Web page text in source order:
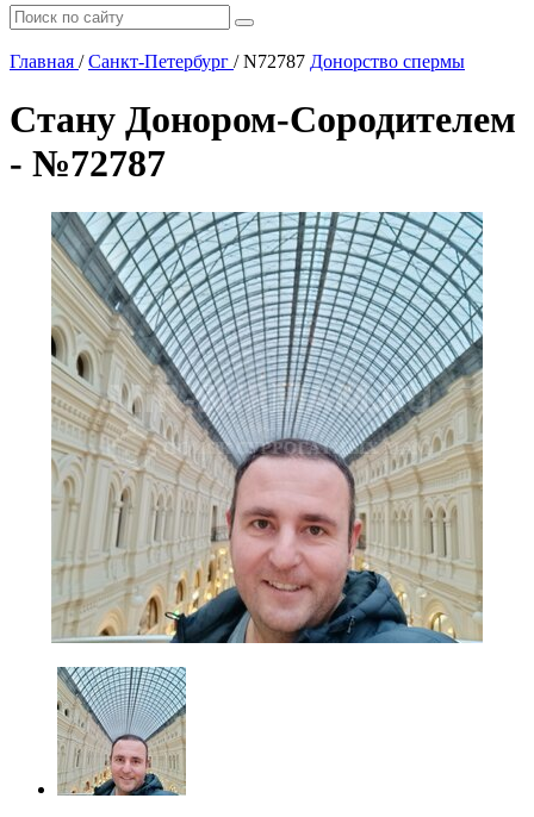
Главная / Санкт-Петербург /N72787 Донорство спермы
Стану Донором-Сородителем
- №72787